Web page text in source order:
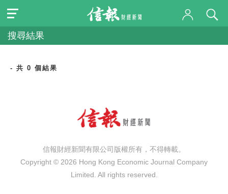
搜尋結果
- 共 0 個結果
信報財經新聞有限公司版權所有，不得轉載。
Copyright © 2026 Hong Kong Economic Journal Company
Limited. All rights reserved.